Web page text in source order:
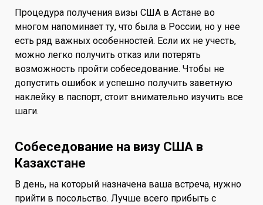
Процедура получения визы США в Астане во
многом напоминает ту, что была в России, но у нее
есть ряд важных особенностей. Если их не учесть,
можно легко получить отказ или потерять
возможность пройти собеседование. Чтобы не
допустить ошибок и успешно получить заветную
наклейку в паспорт, стоит внимательно изучить все
шаги.
Собеседование на визу США в
Казахстане
В день, на который назначена ваша встреча, нужно
прийти в посольство. Лучше всего прибыть с